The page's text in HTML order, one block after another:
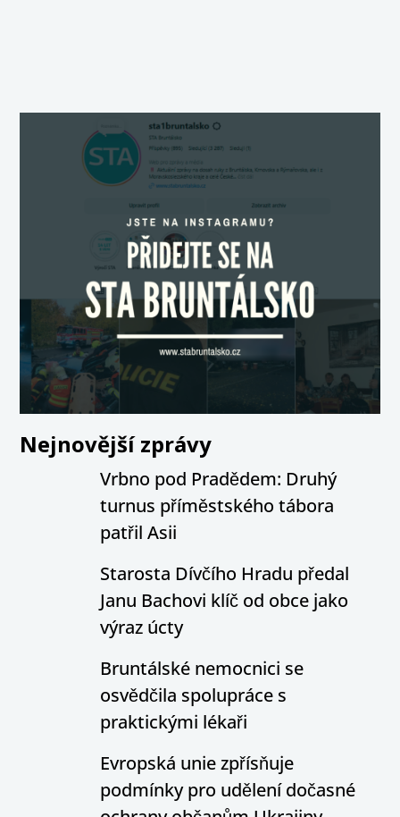
Nejnovější zprávy
Vrbno pod Pradědem: Druhý
turnus příměstského tábora
patřil Asii
Starosta Dívčího Hradu předal
Janu Bachovi klíč od obce jako
výraz úcty
Bruntálské nemocnici se
osvědčila spolupráce s
praktickými lékaři
Evropská unie zpřísňuje
podmínky pro udělení dočasné